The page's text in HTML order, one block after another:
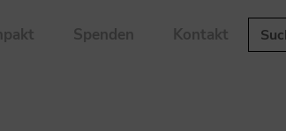
Spenden Kontakt